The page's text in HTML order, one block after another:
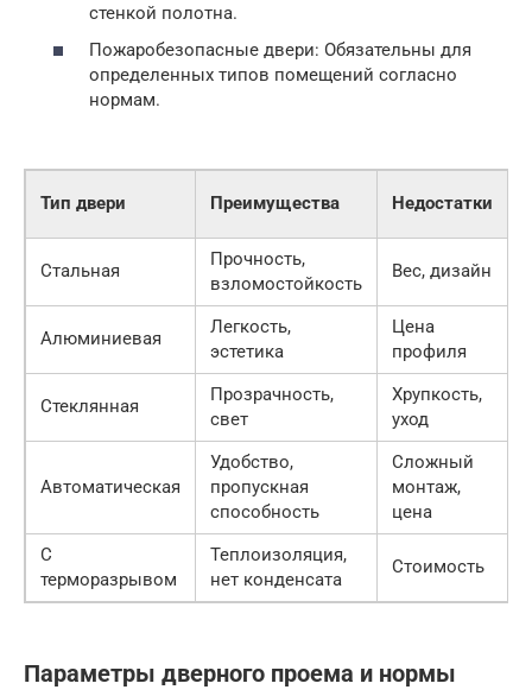
стенкой полотна.
Пожаробезопасные двери: Обязательны для
определенных типов помещений согласно
нормам.
Тип двери Преимущества Недостатки
Стальная
Прочность,
взломостойкость
Вес, дизайн
Алюминиевая
Легкость,
эстетика
Цена
профиля
Стеклянная
Прозрачность,
свет
Хрупкость,
уход
Автоматическая
Удобство,
пропускная
способность
Сложный
монтаж,
цена
С
терморазрывом
Теплоизоляция,
нет конденсата
Стоимость
Параметры дверного проема и нормы